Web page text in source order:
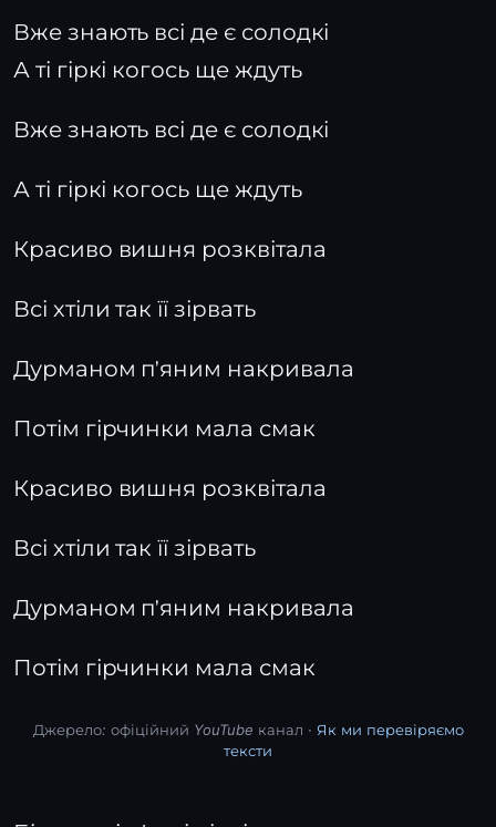
Вже знають всі де є солодкі
А ті гіркі когось ще ждуть
Вже знають всі де є солодкі
А ті гіркі когось ще ждуть
Красиво вишня розквітала
Всі хтіли так її зірвать
Дурманом п'яним накривала
Потім гірчинки мала смак
Красиво вишня розквітала
Всі хтіли так її зірвать
Дурманом п'яним накривала
Потім гірчинки мала смак
Джерело: офіційний YouTube канал · Як ми перевіряємо
тексти